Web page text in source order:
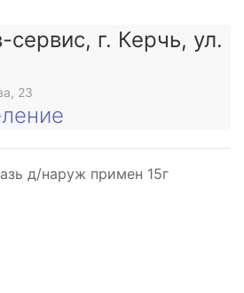
сервис, г. Керчь, ул.
23
д/наруж примен 15г